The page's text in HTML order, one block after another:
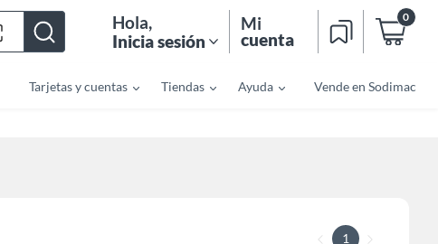
Hola,
Inicia sesión
Mi
cuenta
0
Tarjetas y cuentas Tiendas Ayuda Vende en Sodimac
1